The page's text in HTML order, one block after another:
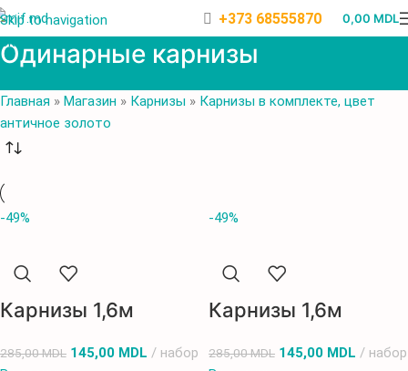
Skip to navigation
Skip to main content
+373 68555870 0,00 MDL
Одинарные карнизы
Главная » Магазин » Карнизы » Карнизы в комплекте, цвет
античное золото
-49%
Карнизы 1,6м
285,00MDL 145,00 MDL
набор
-49%
Карнизы 1,6м
285,00MDL 145,00 MDL
набор